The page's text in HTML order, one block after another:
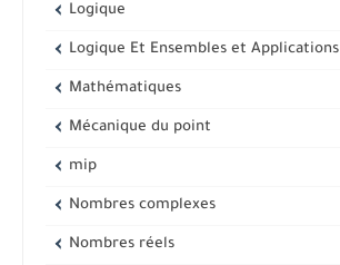
Logique
Logique Et Ensembles et Applications
Mathématiques
Mécanique du point
mip
Nombres complexes
Nombres réels